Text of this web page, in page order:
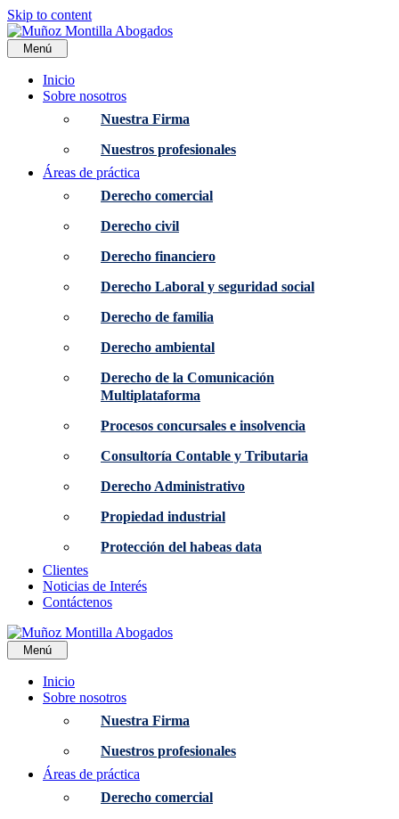
Skip to content
Menú
Inicio
Sobre nosotros
Nuestra Firma
Nuestros profesionales
Áreas de práctica
Derecho comercial
Derecho civil
Derecho financiero
Derecho Laboral y seguridad social
Derecho de familia
Derecho ambiental
Derecho de la Comunicación
Multiplataforma
Procesos concursales e insolvencia
Consultoría Contable y Tributaria
Derecho Administrativo
Propiedad industrial
Protección del habeas data
Clientes
Noticias de Interés
Contáctenos
Menú
Inicio
Sobre nosotros
Nuestra Firma
Nuestros profesionales
Áreas de práctica
Derecho comercial